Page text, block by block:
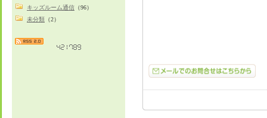
キッズルーム通信 （96）
未分類 （2）